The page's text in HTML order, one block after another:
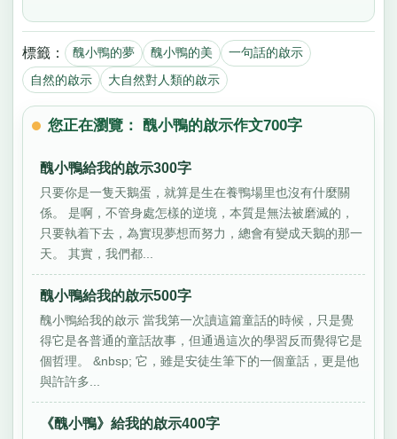
標籤： 醜小鴨的夢 醜小鴨的美
一句話的啟示
自然的啟示
大自然對人類的啟示
您正在瀏覽： 醜小鴨的啟示作文700字
醜小鴨給我的啟示300字
只要你是一隻天鵝蛋，就算是生在養鴨場里也沒有什麼關
係。 是啊，不管身處怎樣的逆境，本質是無法被磨滅的，
只要執着下去，為實現夢想而努力，總會有變成天鵝的那一
天。 其實，我們都...
醜小鴨給我的啟示500字
醜小鴨給我的啟示 當我第一次讀這篇童話的時候，只是覺
得它是各普通的童話故事，但通過這次的學習反而覺得它是
個哲理。 &nbsp; 它，雖是安徒生筆下的一個童話，更是他
與許許多...
《醜小鴨》給我的啟示400字